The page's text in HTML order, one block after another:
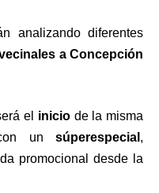
analizando diferentes
a Concepción
el iniciode la misma
un súperespecial ,
promocional desde la